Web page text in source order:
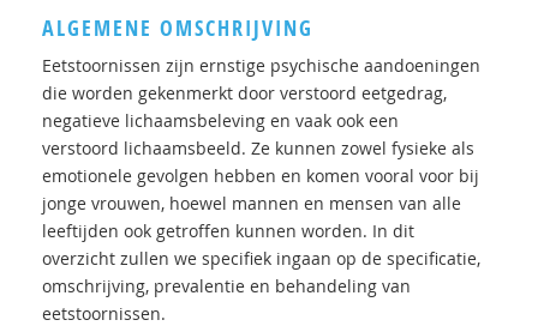
ALGEMENE OMSCHRIJVING
Eetstoornissen zijn ernstige psychische aandoeningen
die worden gekenmerkt door verstoord eetgedrag,
negatieve lichaamsbeleving en vaak ook een
verstoord lichaamsbeeld. Ze kunnen zowel fysieke als
emotionele gevolgen hebben en komen vooral voor bij
jonge vrouwen, hoewel mannen en mensen van alle
leeftijden ook getroffen kunnen worden. In dit
overzicht zullen we specifiek ingaan op de specificatie,
omschrijving, prevalentie en behandeling van
eetstoornissen.